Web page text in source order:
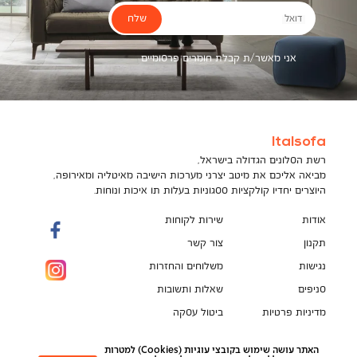
דואל
אני מאשר/ת קבלת חומרים פרסומיים
שלח
Italsofa
רשת הסלונים הגדולה בישראל,
מביאה אליכם את מיטב יצרני מערכות הישיבה מאיטליה ומאירופה,
היוצרים יחדיו קולקציות ססגוניות בעלות תו איכות ונוחות.
אודות
תקנון
נגישות
סניפים
מדיניות פרטיות
שירות לקוחות
צור קשר
משלוחים והחזרות
שאלות ותשובות
ביטול עסקה
הספה המושלמת מחכה לך!
האתר עושה שימוש בקובצי עוגיות (Cookies) למטרות